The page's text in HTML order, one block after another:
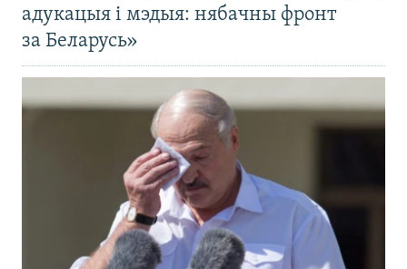
адукацыя і мэдыя: нябачны фронт
за Беларусь»